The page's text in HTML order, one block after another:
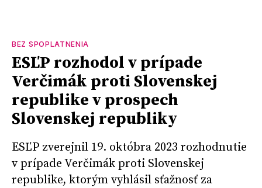
BEZ SPOPLATNENIA
ESĽP rozhodol v prípade
Verčimák proti Slovenskej
republike v prospech
Slovenskej republiky
ESĽP zverejnil 19. októbra 2023 rozhodnutie
v prípade Verčimák proti Slovenskej
republike, ktorým vyhlásil sťažnosť za